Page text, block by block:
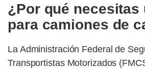
¿Por qué necesitas
para camiones de
La Administración Federal de
Transportistas Motorizados